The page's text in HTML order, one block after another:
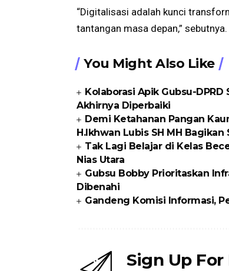
“Digitalisasi adalah kunci
tantangan masa depan,” sebutnya.
You Might Also Like
Kolaborasi Apik Gubsu-
Akhirnya Diperbaiki
Demi Ketahanan Pangan
H.Ikhwan Lubis SH MH Bagikan
Tak Lagi Belajar di Kelas
Nias Utara
Gubsu Bobby Prioritaskan
Dibenahi
Gandeng Komisi Informasi,
Sign Up